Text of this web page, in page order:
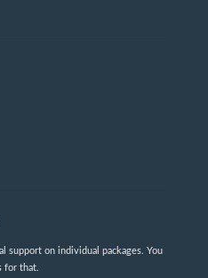
support on individual packages. You
for that.